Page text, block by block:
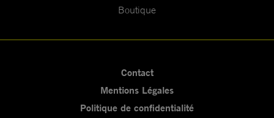
Boutique
Contact
Mentions Légales
Politique de confidentialité